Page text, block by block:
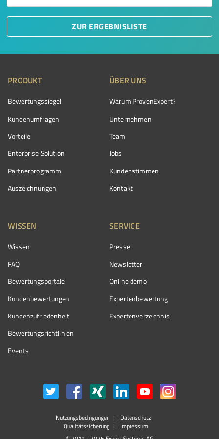
ZUR ERGEBNISLISTE
PRODUKT
Bewertungssiegel
Kundenumfragen
Vorteile
Enterprise Solution
Partnerprogramm
Auszeichnungen
ÜBER UNS
Warum ProvenExpert?
Unternehmen
Team
Jobs
Kundenstimmen
Kontakt
WISSEN
Wissen
FAQ
Bewertungsportale
Kundenbewertungen
Kundenzufriedenheit
Bewertungs­richtlinien
Events
SERVICE
Presse
Newsletter
Online demo
Expertenbewertung
Expertenverzeichnis
Nutzungsbedingungen
Datenschutz
Qualitätssicherung
Impressum